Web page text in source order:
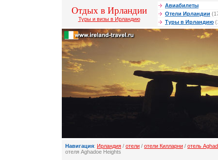
Отдых в Ирландии
Туры и визы в Ирландию
Авиабилеты
Отели Ирландии
Туры в Ирландию
Навигация: Ирландия / отели / отели Килларни / отель
отеля Aghadoe Heights